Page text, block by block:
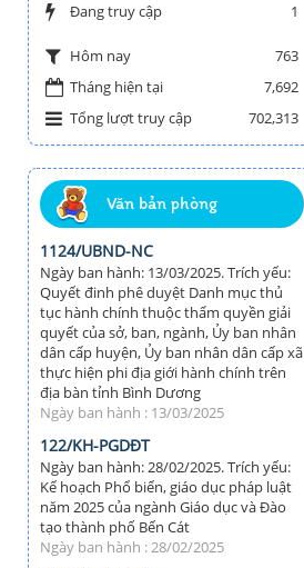
Đang truy cập 1
Hôm nay
763
Tháng hiện tại
7,692
Tổng lượt truy cập
702,313
Văn bản phòng
1124/UBND-NC
Ngày ban hành: 13/03/2025. Trích yếu:
Quyết đinh phê duyệt Danh mục thủ
tục hành chính thuộc thẩm quyền giải
quyết của sở, ban, ngành, Ủy ban nhân
dân cấp huyện, Ủy ban nhân dân cấp xã
thực hiện phi địa giới hành chính trên
địa bàn tỉnh Bình Dương
Ngày ban hành : 13/03/2025
122/KH-PGDĐT
Ngày ban hành: 28/02/2025. Trích yếu:
Kế hoạch Phổ biến, giáo dục pháp luật
năm 2025 của ngành Giáo dục và Đào
tạo thành phố Bến Cát
Ngày ban hành : 28/02/2025